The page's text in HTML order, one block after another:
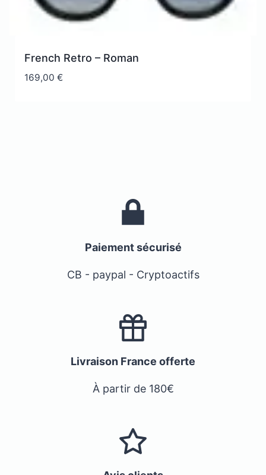
French Retro – Roman
169,00€
Paiement sécurisé
CB - paypal - Cryptoactifs
Livraison France offerte
À partir de 180€